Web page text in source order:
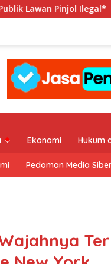
Hadapi
Ekonomi Hukum
Pedoman Media